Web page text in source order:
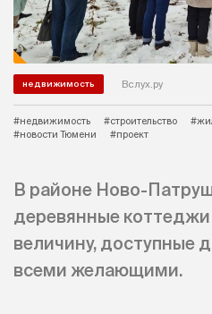
недвижимость Вслух.ру
#недвижимость #строительство
#новости Тюмени
#проект
В районе Ново-
деревянные
величину, доступные
всеми желающими.